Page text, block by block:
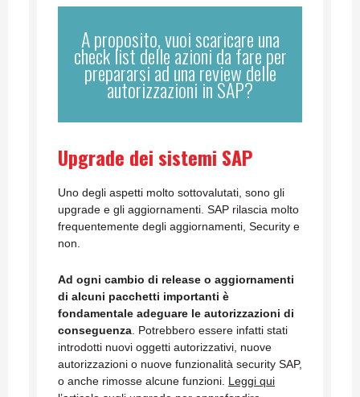
A proposito, vuoi scaricare una
check list delle azioni da fare per
prepararsi ad una review delle
autorizzazioni in SAP?
Upgrade dei sistemi SAP
Uno degli aspetti molto sottovalutati, sono gli
upgrade e gli aggiornamenti. SAP rilascia molto
frequentemente degli aggiornamenti, Security e
non.
Ad ogni cambio di release o aggiornamenti
di alcuni pacchetti importanti è
fondamentale adeguare le autorizzazioni di
conseguenza . Potrebbero essere infatti stati
introdotti nuovi oggetti autorizzativi, nuove
autorizzazioni o nuove funzionalità security SAP,
o anche rimosse alcune funzioni. Leggi qui